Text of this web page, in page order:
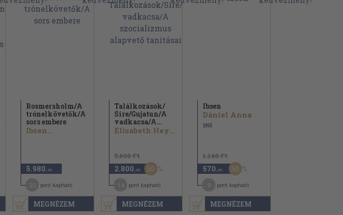
MEGNÉZEM
Rosmersholm/A
trónelkövetők/A
sors embere
Ibsen...
5.980 ,-Ft
pont kapható
MEGNÉZEM
Találkozások/
Sire/Gujatun/A
vadkacsa/A...
Elisabeth Heyking...
5.600 Ft
2.800 ,-Ft 50
pont kapható
MEGNÉZEM
Ibsen
Dániel Anna
1955
1.140 Ft
570 ,-Ft 50
pont kapható